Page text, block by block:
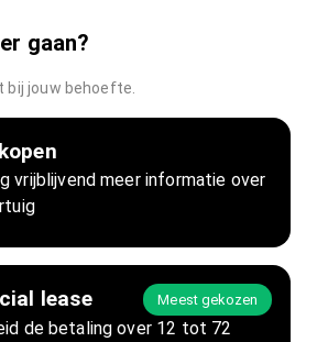
gaan?
bij jouw behoefte.
vrijblijvend meer informatie over
lease Meest gekozen
de betaling over 12 tot 72